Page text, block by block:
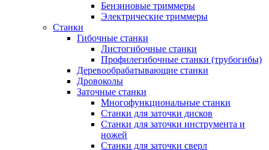
Бензиновые триммеры
Электрические триммеры
Станки
Гибочные станки
Листогибочные станки
Профилегибочные станки (трубогибы)
Деревообрабатывающие станки
Дровоколы
Заточные станки
Многофункциональные станки
Станки для заточки дисков
Станки для заточки инструмента и
ножей
Станки для заточки сверл